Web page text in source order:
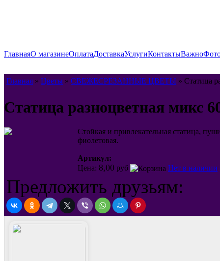
ГлавнаяО магазинеОплатаДоставкаУслугиКонтактыВажно
Главная » Цветы » СВЕЖЕСРЕЗАННЫЕ ЦВЕТЫ » Статица
Статица разноцветная микс
Стойкая и привлекательная статица,
фиолетовая.
Артикул:
Цена: 8,00 руб Нет в наличии
Предложить друзьям: